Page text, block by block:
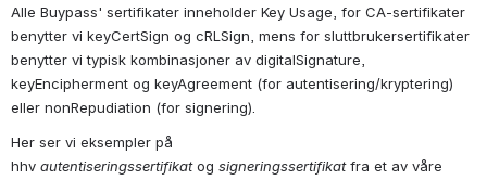
Alle Buypass' sertifikater inneholder Key Usage, for CA-sertifikater
benytter vi keyCertSign og cRLSign, mens for sluttbrukersertifikater
benytter vi typisk kombinasjoner av digitalSignature,
keyEncipherment og keyAgreement (for autentisering/kryptering)
eller nonRepudiation (for signering).
Her ser vi eksempler på
hhv autentiseringssertifikat og signeringssertifikat fra et av våre